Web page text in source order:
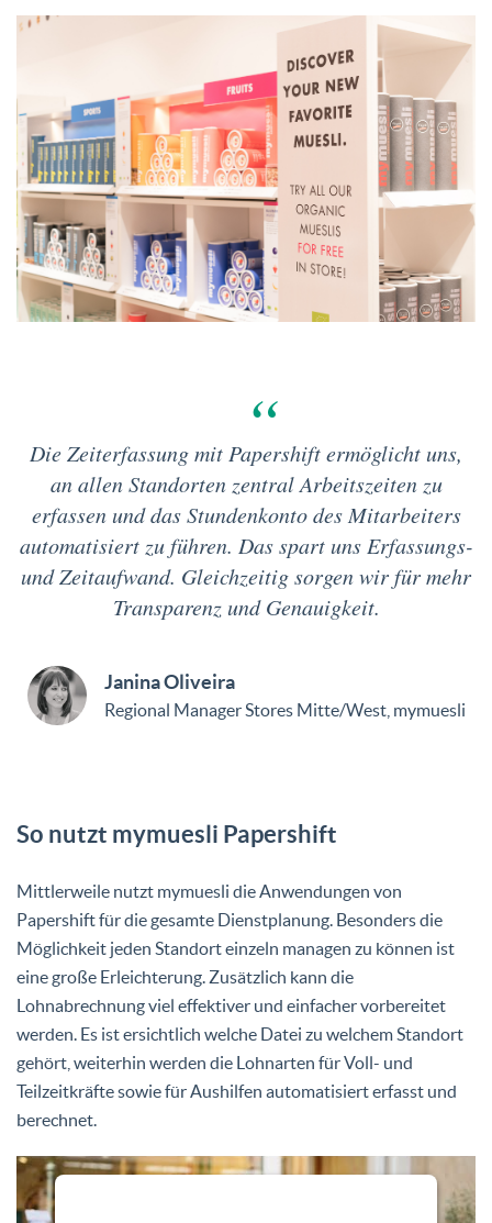
Die Zeiterfassung mit Papershift ermöglicht uns,
an allen Standorten zentral Arbeitszeiten zu
erfassen und das Stundenkonto des Mitarbeiters
automatisiert zu führen. Das spart uns Erfassungs-
und Zeitaufwand. Gleichzeitig sorgen wir für mehr
Transparenz und Genauigkeit.
Janina Oliveira
Regional Manager Stores Mitte/West, mymuesli
So nutzt mymuesli Papershift
Mittlerweile nutzt mymuesli die Anwendungen von
Papershift für die gesamte Dienstplanung. Besonders die
Möglichkeit jeden Standort einzeln managen zu können ist
eine große Erleichterung. Zusätzlich kann die
Lohnabrechnung viel effektiver und einfacher vorbereitet
werden. Es ist ersichtlich welche Datei zu welchem Standort
gehört, weiterhin werden die Lohnarten für Voll- und
Teilzeitkräfte sowie für Aushilfen automatisiert erfasst und
berechnet.